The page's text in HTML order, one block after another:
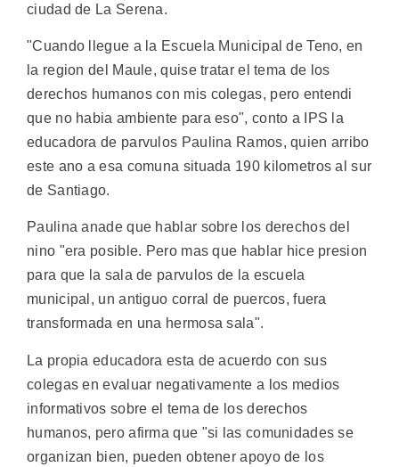
ciudad de La Serena.
"Cuando llegue a la Escuela Municipal de Teno, en
la region del Maule, quise tratar el tema de los
derechos humanos con mis colegas, pero entendi
que no habia ambiente para eso", conto a IPS la
educadora de parvulos Paulina Ramos, quien arribo
este ano a esa comuna situada 190 kilometros al sur
de Santiago.
Paulina anade que hablar sobre los derechos del
nino "era posible. Pero mas que hablar hice presion
para que la sala de parvulos de la escuela
municipal, un antiguo corral de puercos, fuera
transformada en una hermosa sala".
La propia educadora esta de acuerdo con sus
colegas en evaluar negativamente a los medios
informativos sobre el tema de los derechos
humanos, pero afirma que "si las comunidades se
organizan bien, pueden obtener apoyo de los